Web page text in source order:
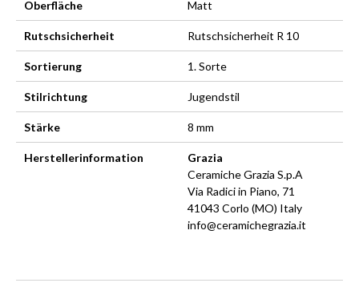
Oberfläche Matt
Rutschsicherheit Rutschsicherheit R 10
Sortierung 1. Sorte
Stilrichtung Jugendstil
Stärke 8 mm
Herstellerinformation
Grazia
Ceramiche Grazia S.p.A
Via Radici in Piano, 71
41043 Corlo (MO) Italy
info@ceramichegrazia.it